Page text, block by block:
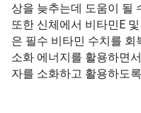
상을 늦추는데 도움이 될
또한 신체에서 비타민E
은 필수 비타민 수치를 회
소화 에너지를 활용하면
자를 소화하고 활용하도